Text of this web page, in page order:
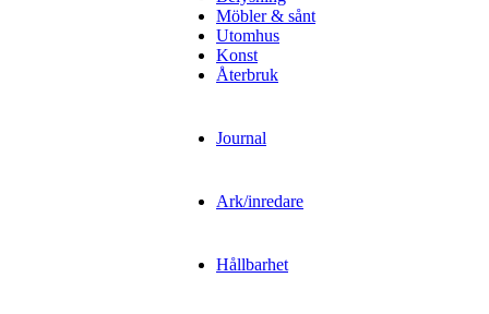
Möbler & sånt
Utomhus
Konst
Återbruk
Journal
Ark/inredare
Hållbarhet